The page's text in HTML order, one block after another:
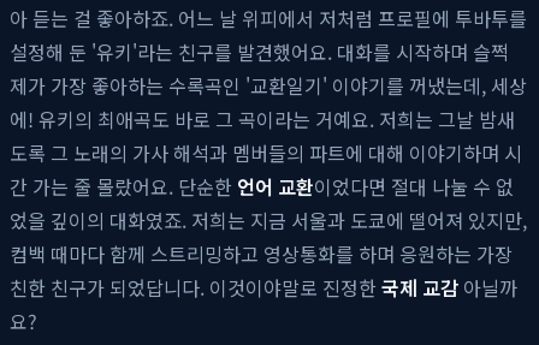
아 듣는 걸 좋아하죠. 어느 날 위피에서 저처럼 프로필에 투바투를
설정해 둔 '유키'라는 친구를 발견했어요. 대화를 시작하며 슬쩍
제가 가장 좋아하는 수록곡인 '교환일기' 이야기를 꺼냈는데, 세상
에! 유키의 최애곡도 바로 그 곡이라는 거예요. 저희는 그날 밤새
도록 그 노래의 가사 해석과 멤버들의 파트에 대해 이야기하며 시
간 가는 줄 몰랐어요. 단순한 언어 교환이었다면 절대 나눌 수 없
었을 깊이의 대화였죠. 저희는 지금 서울과 도쿄에 떨어져 있지만,
컴백 때마다 함께 스트리밍하고 영상통화를 하며 응원하는 가장
친한 친구가 되었답니다. 이것이야말로 진정한 국제 교감 아닐까
요?